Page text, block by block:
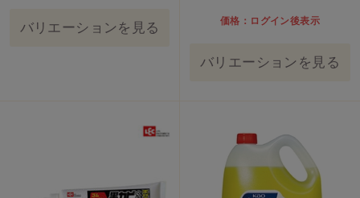
バリエーションを見る 価格：ログイン後表示
バリエーションを見る